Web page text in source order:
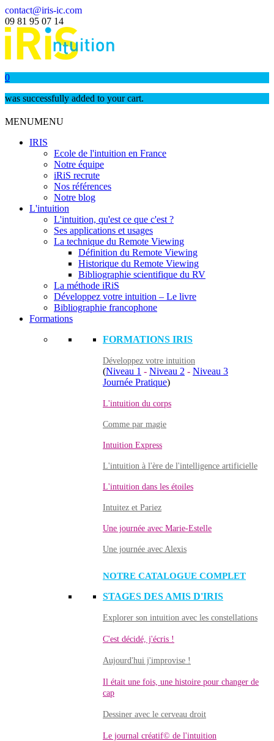
contact@iris-ic.com
09 81 95 07 14
0
was successfully added to your cart.
MENUMENU
IRIS
Ecole de l'intuition en France
Notre équipe
iRiS recrute
Nos références
Notre blog
L'intuition
L'intuition, qu'est ce que c'est ?
Ses applications et usages
La technique du Remote Viewing
Définition du Remote Viewing
Historique du Remote Viewing
Bibliographie scientifique du RV
La méthode iRiS
Développez votre intuition – Le livre
Bibliographie francophone
Formations
FORMATIONS IRIS
Développez votre intuition
(Niveau 1 - Niveau 2 - Niveau 3
Journée Pratique)
L'intuition du corps
Comme par magie
Intuition Express
L'intuition à l'ère de l'intelligence artificielle
L'intuition dans les étoiles
Intuitez et Pariez
Une journée avec Marie-Estelle
Une journée avec Alexis
NOTRE CATALOGUE COMPLET
STAGES DES AMIS D'IRIS
Explorer son intuition avec les constellations
C'est décidé, j'écris !
Aujourd'hui j'improvise !
Il était une fois, une histoire pour changer de
cap
Dessiner avec le cerveau droit
Le journal créatif© de l'intuition